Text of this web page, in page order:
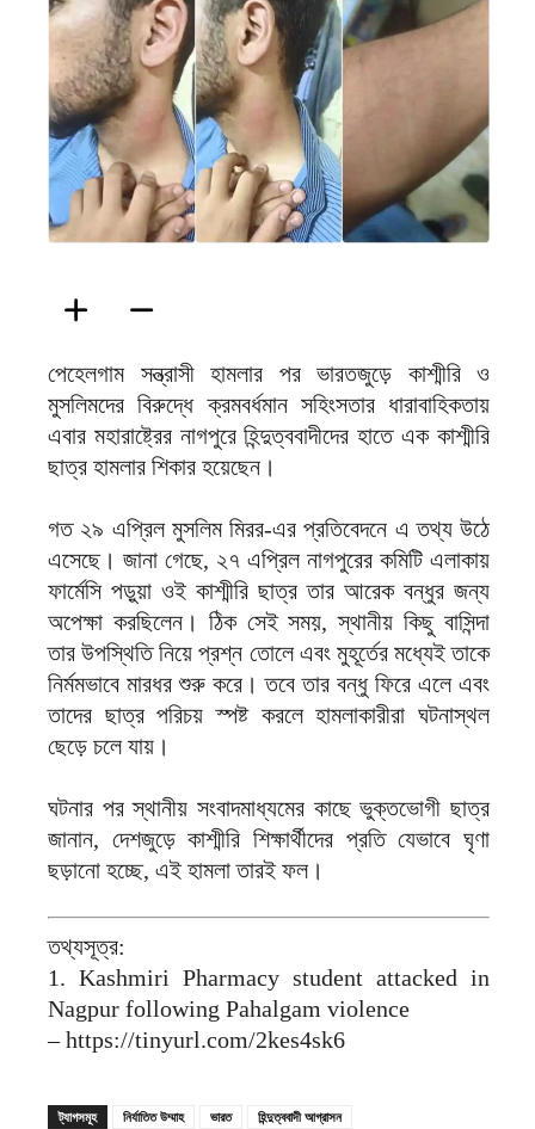
ফিরদাউস
পেহেলগাম সন্ত্রাসী হামলার পর ভারতজুড়ে কাশ্মীরি ও
মুসলিমদের বিরুদ্ধে ক্রমবর্ধমান সহিংসতার ধারাবাহিকতায়
এবার মহারাষ্ট্রের নাগপুরে হিন্দুত্ববাদীদের হাতে এক কাশ্মীরি
ছাত্র হামলার শিকার হয়েছেন।
গত ২৯ এপ্রিল মুসলিম মিরর-এর প্রতিবেদনে এ তথ্য উঠে
এসেছে। জানা গেছে, ২৭ এপ্রিল নাগপুরের কমিটি এলাকায়
ফার্মেসি পড়ুয়া ওই কাশ্মীরি ছাত্র তার আরেক বন্ধুর জন্য
অপেক্ষা করছিলেন। ঠিক সেই সময়, স্থানীয় কিছু বাসিন্দা
তার উপস্থিতি নিয়ে প্রশ্ন তোলে এবং মুহূর্তের মধ্যেই তাকে
নির্মমভাবে মারধর শুরু করে। তবে তার বন্ধু ফিরে এলে এবং
তাদের ছাত্র পরিচয় স্পষ্ট করলে হামলাকারীরা ঘটনাস্থল
ছেড়ে চলে যায়।
ঘটনার পর স্থানীয় সংবাদমাধ্যমের কাছে ভুক্তভোগী ছাত্র
জানান, দেশজুড়ে কাশ্মীরি শিক্ষার্থীদের প্রতি যেভাবে ঘৃণা
ছড়ানো হচ্ছে, এই হামলা তারই ফল।
তথ্যসূত্র:
1. Kashmiri Pharmacy student attacked in
Nagpur following Pahalgam violence
– https://tinyurl.com/2kes4sk6
ট্যাগসমূহ নির্যাতিত উম্মাহ ভারত হিন্দুত্ববাদী আগ্রাসন